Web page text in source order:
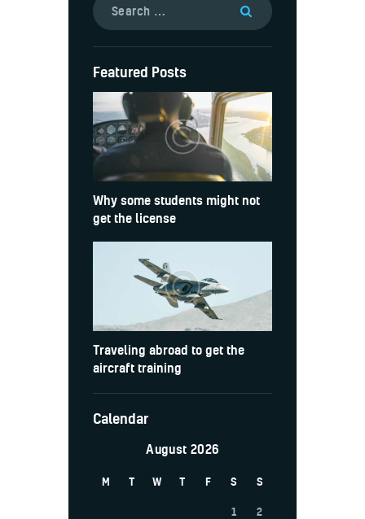
Featured Posts
Why some students might not
get the license
Traveling abroad to get the
aircraft training
Calendar
August 2026
M T W T F S S
1
2